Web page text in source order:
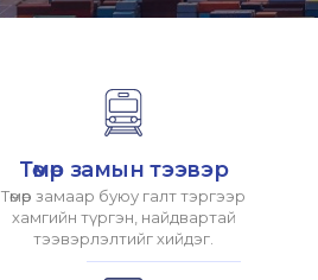
Төмөр замын тээвэр
Төмөр замаар буюу галт тэргээр
хамгийн түргэн, найдвартай
тээвэрлэлтийг хийдэг.